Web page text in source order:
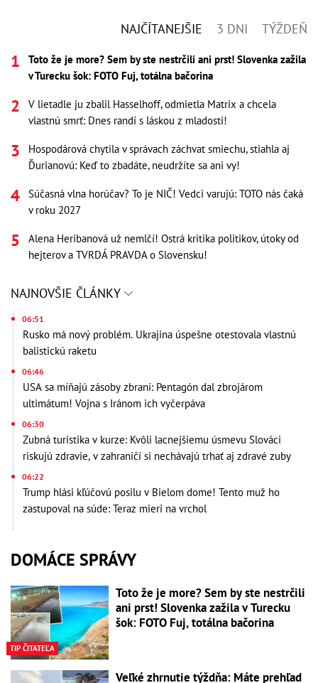
NAJČÍTANEJŠIE 3 DNI TÝŽDEŇ
Toto že je more? Sem by ste nestrčili ani prst! Slovenka zažila
v Turecku šok: FOTO Fuj, totálna bačorina
V lietadle ju zbalil Hasselhoff, odmietla Matrix a chcela
vlastnú smrť: Dnes randí s láskou z mladosti!
Hospodárová chytila v správach záchvat smiechu, stiahla aj
Ďurianovú: Keď to zbadáte, neudržíte sa ani vy!
Súčasná vlna horúčav? To je NIČ! Vedci varujú: TOTO nás čaká
v roku 2027
Alena Heribanová už nemlčí! Ostrá kritika politikov, útoky od
hejterov a TVRDÁ PRAVDA o Slovensku!
NAJNOVŠIE ČLÁNKY
06:51
Rusko má nový problém. Ukrajina úspešne otestovala vlastnú
balistickú raketu
06:46
USA sa míňajú zásoby zbraní: Pentagón dal zbrojárom
ultimátum! Vojna s Iránom ich vyčerpáva
06:30
Zubná turistika v kurze: Kvôli lacnejšiemu úsmevu Slováci
riskujú zdravie, v zahraničí si nechávajú trhať aj zdravé zuby
06:22
Trump hlási kľúčovú posilu v Bielom dome! Tento muž ho
zastupoval na súde: Teraz mieri na vrchol
DOMÁCE SPRÁVY
TIP ČITATEĽA
Toto že je more? Sem by ste nestrčili
ani prst! Slovenka zažila v Turecku
šok: FOTO Fuj, totálna bačorina
Veľké zhrnutie týždňa: Máte prehľad